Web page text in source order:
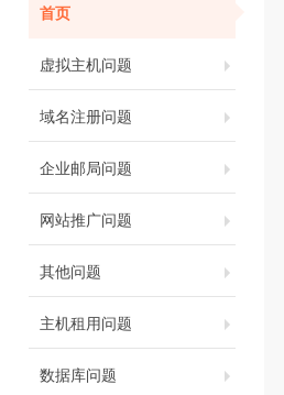
首页
虚拟主机问题
域名注册问题
企业邮局问题
网站推广问题
其他问题
主机租用问题
数据库问题